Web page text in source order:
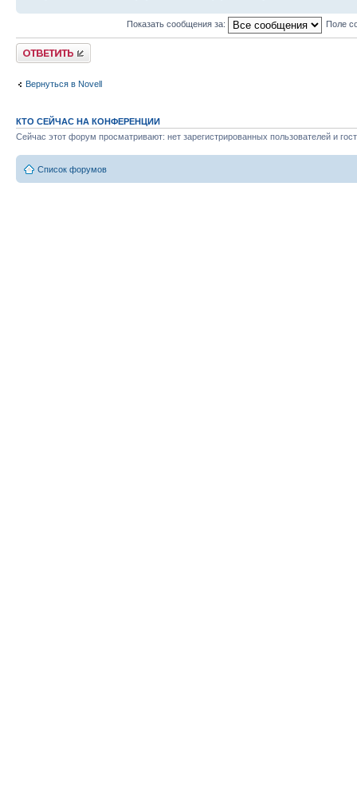
Показать сообщения за: Поле
Ответить
Вернуться в Novell
КТО СЕЙЧАС НА КОНФЕРЕНЦИИ
Сейчас этот форум просматривают: нет зарегистрированных пользователей и
Список форумов